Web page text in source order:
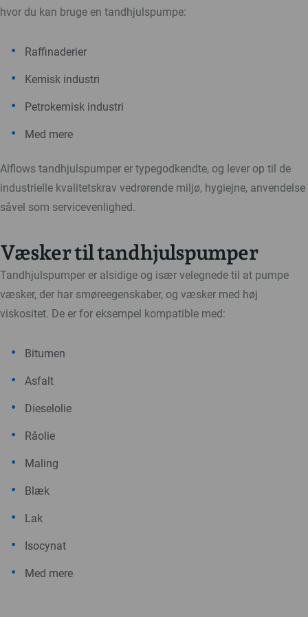
hvor du kan bruge en tandhjulspumpe:
Raffinaderier
Kemisk industri
Petrokemisk industri
Med mere
Alflows tandhjulspumper er typegodkendte, og lever op til de
industrielle kvalitetskrav vedrørende miljø, hygiejne, anvendelse
såvel som servicevenlighed.
Væsker til tandhjulspumper
Tandhjulspumper er alsidige og især velegnede til at pumpe
væsker, der har smøreegenskaber, og væsker med høj
viskositet. De er for eksempel kompatible med:
Bitumen
Asfalt
Dieselolie
Råolie
Maling
Blæk
Lak
Isocynat
Med mere